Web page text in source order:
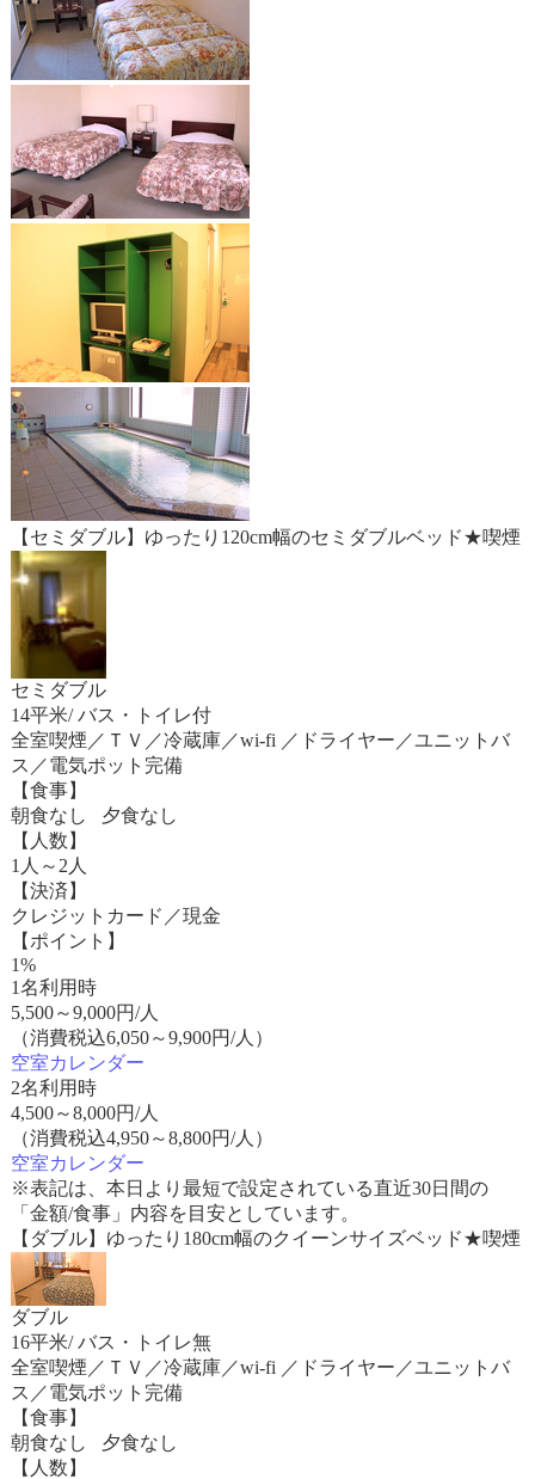
【セミダブル】ゆったり120cm幅のセミダブルベッド★喫煙
セミダブル
14平米/ バス・トイレ付
全室喫煙／ＴＶ／冷蔵庫／wi-fi ／ドライヤー／ユニットバ
ス／電気ポット完備
【食事】
朝食なし 夕食なし
【人数】
1人～2人
【決済】
クレジットカード／現金
【ポイント】
1%
1名利用時
5,500～9,000円/人
（消費税込6,050～9,900円/人）
空室カレンダー
2名利用時
4,500～8,000円/人
（消費税込4,950～8,800円/人）
空室カレンダー
※表記は、本日より最短で設定されている直近30日間の
「金額/食事」内容を目安としています。
【ダブル】ゆったり180cm幅のクイーンサイズベッド★喫煙
ダブル
16平米/ バス・トイレ無
全室喫煙／ＴＶ／冷蔵庫／wi-fi ／ドライヤー／ユニットバ
ス／電気ポット完備
【食事】
朝食なし 夕食なし
【人数】